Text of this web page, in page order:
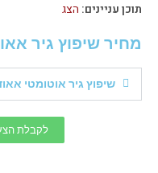
תוכן עניינים: הצג
מחיר שיפוץ גיר
שיפוץ גיר אוטומטי
לקבלת